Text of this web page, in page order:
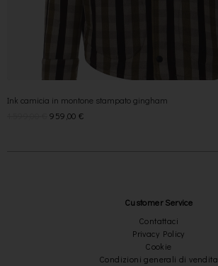
Ink camicia in montone stampato gingham
959,00€
Customer Service
Contattaci
Privacy Policy
Cookie
Condizioni generali di vendita